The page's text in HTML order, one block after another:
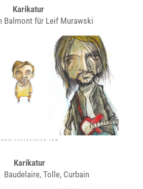
Karikatur
Balmont für Leif Murawski
Karikatur
Baudelaire, Tolle, Curbain